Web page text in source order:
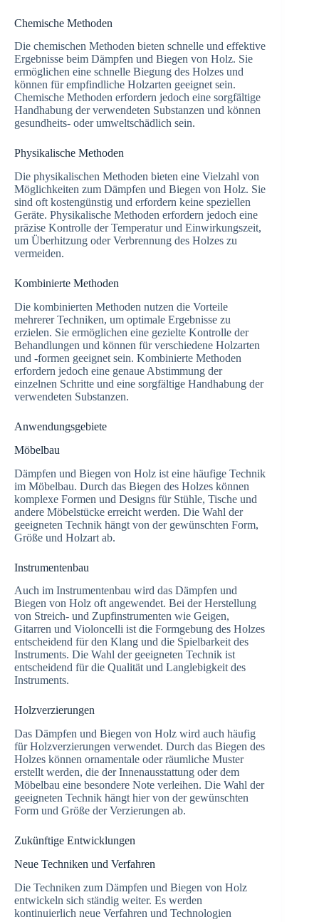
Chemische Methoden
Die chemischen Methoden bieten schnelle und effektive
Ergebnisse beim Dämpfen und Biegen von Holz. Sie
ermöglichen eine schnelle Biegung des Holzes und
können für empfindliche Holzarten geeignet sein.
Chemische Methoden erfordern jedoch eine sorgfältige
Handhabung der verwendeten Substanzen und können
gesundheits- oder umweltschädlich sein.
Physikalische Methoden
Die physikalischen Methoden bieten eine Vielzahl von
Möglichkeiten zum Dämpfen und Biegen von Holz. Sie
sind oft kostengünstig und erfordern keine speziellen
Geräte. Physikalische Methoden erfordern jedoch eine
präzise Kontrolle der Temperatur und Einwirkungszeit,
um Überhitzung oder Verbrennung des Holzes zu
vermeiden.
Kombinierte Methoden
Die kombinierten Methoden nutzen die Vorteile
mehrerer Techniken, um optimale Ergebnisse zu
erzielen. Sie ermöglichen eine gezielte Kontrolle der
Behandlungen und können für verschiedene Holzarten
und -formen geeignet sein. Kombinierte Methoden
erfordern jedoch eine genaue Abstimmung der
einzelnen Schritte und eine sorgfältige Handhabung der
verwendeten Substanzen.
Anwendungsgebiete
Möbelbau
Dämpfen und Biegen von Holz ist eine häufige Technik
im Möbelbau. Durch das Biegen des Holzes können
komplexe Formen und Designs für Stühle, Tische und
andere Möbelstücke erreicht werden. Die Wahl der
geeigneten Technik hängt von der gewünschten Form,
Größe und Holzart ab.
Instrumentenbau
Auch im Instrumentenbau wird das Dämpfen und
Biegen von Holz oft angewendet. Bei der Herstellung
von Streich- und Zupfinstrumenten wie Geigen,
Gitarren und Violoncelli ist die Formgebung des Holzes
entscheidend für den Klang und die Spielbarkeit des
Instruments. Die Wahl der geeigneten Technik ist
entscheidend für die Qualität und Langlebigkeit des
Instruments.
Holzverzierungen
Das Dämpfen und Biegen von Holz wird auch häufig
für Holzverzierungen verwendet. Durch das Biegen des
Holzes können ornamentale oder räumliche Muster
erstellt werden, die der Innenausstattung oder dem
Möbelbau eine besondere Note verleihen. Die Wahl der
geeigneten Technik hängt hier von der gewünschten
Form und Größe der Verzierungen ab.
Zukünftige Entwicklungen
Neue Techniken und Verfahren
Die Techniken zum Dämpfen und Biegen von Holz
entwickeln sich ständig weiter. Es werden
kontinuierlich neue Verfahren und Technologien